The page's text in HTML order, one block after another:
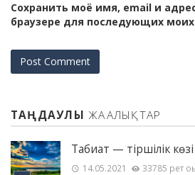
Сохранить моё имя, email и
браузере для последующих
ТАҢДАУЛЫ ЖАҢАЛЫҚТАР
Табиғат — тіршілік көзі
14.05.2021 33785 рет